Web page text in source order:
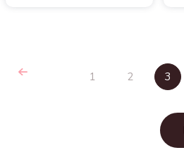
1 2 3